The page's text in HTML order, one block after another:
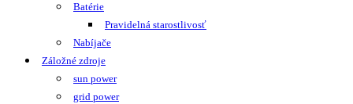
Batérie
Pravidelná starostlivosť
Nabíjače
Záložné zdroje
sun power
grid power